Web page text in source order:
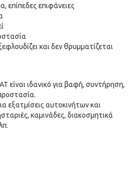
επίπεδες επιφάνειες
και δεν θρυμματίζεται
είναι ιδανικό για βαφή, συντήρηση,
εξατμίσεις αυτοκινήτων και
καμινάδες, διακοσμητικά